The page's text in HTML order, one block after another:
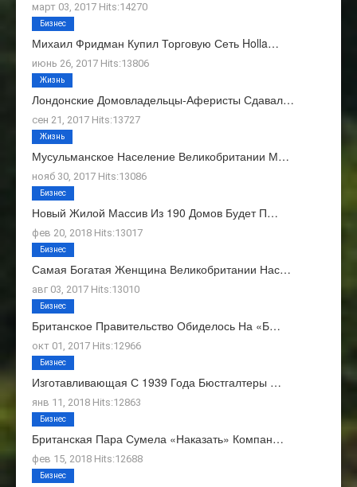
март 03, 2017 Hits:14270
Михаил Фридман Купил Торговую Сеть Holla…
июнь 26, 2017 Hits:13806
Бизнес
Лондонские Домовладельцы-Аферисты Сдавал…
сен 21, 2017 Hits:13727
Жизнь
Мусульманское Население Великобритании М…
нояб 30, 2017 Hits:13086
Жизнь
Новый Жилой Массив Из 190 Домов Будет П…
фев 20, 2018 Hits:13017
Бизнес
Самая Богатая Женщина Великобритании Нас…
авг 03, 2017 Hits:13010
Бизнес
Британское Правительство Обиделось На «Б…
окт 01, 2017 Hits:12966
Бизнес
Изготавливающая С 1939 Года Бюстгалтеры …
янв 11, 2018 Hits:12863
Бизнес
Британская Пара Сумела «наказать» Компан…
фев 15, 2018 Hits:12688
Бизнес
Бизнес